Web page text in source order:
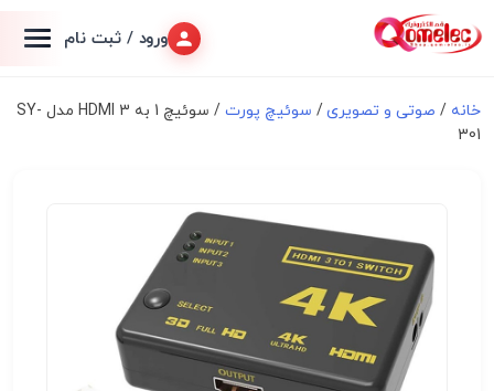
ورود / ثبت نام
خانه / صوتی و تصویری/ سوئیچ پورت
/ سوئیچ 1 به 3 HDMI مدل SY-
301